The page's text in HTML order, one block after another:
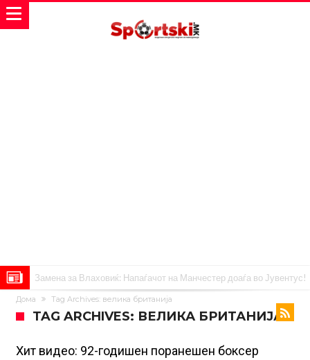
Замена за Влаховиќ: Напаѓачот на Манчестер доаѓа во Јувентус!
УЕФА повторно се заканува со бојкот на турнирите на ФИФА
Мурињо бесен поради одлуката на Реал: Протекоа детали од
разговорот што го потресе Мадрид!
Трансфер бомба во најва – Ливерпул сака да се засили од Реал
Дома Tag Archives: велика британија
TAG ARCHIVES: ВЕЛИКА БРИТАНИЈА
Хит видео: 92-годишен поранешен боксер